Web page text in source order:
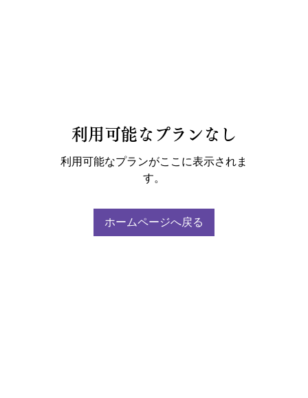
利用可能なプランなし
利用可能なプランがここに表示されま
す。
ホームページへ戻る